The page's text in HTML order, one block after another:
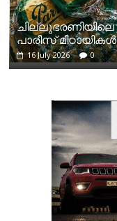
ചില്ലുഭരണിയിലെ
പാരീസ് മിഠായികള്‍
16 July 2026 0